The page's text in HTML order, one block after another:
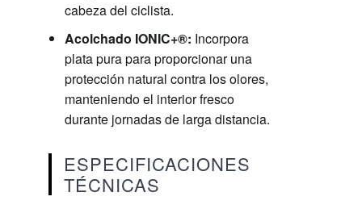
cabeza del ciclista.
Acolchado IONIC+®: Incorpora
plata pura para proporcionar una
protección natural contra los olores,
manteniendo el interior fresco
durante jornadas de larga distancia.
ESPECIFICACIONES
TÉCNICAS